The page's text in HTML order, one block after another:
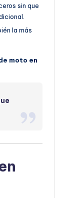
sin que
la más
moto en